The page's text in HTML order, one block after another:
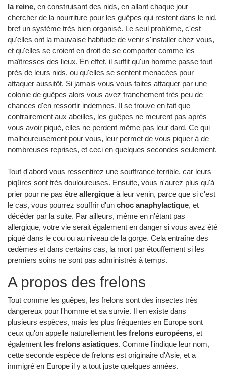
la reine, en construisant des nids, en allant chaque jour
chercher de la nourriture pour les guêpes qui restent dans le nid,
bref un système très bien organisé. Le seul problème, c'est
qu'elles ont la mauvaise habitude de venir s'installer chez vous,
et qu'elles se croient en droit de se comporter comme les
maîtresses des lieux. En effet, il suffit qu'un homme passe tout
près de leurs nids, ou qu'elles se sentent menacées pour
attaquer aussitôt. Si jamais vous vous faites attaquer par une
colonie de guêpes alors vous avez franchement très peu de
chances d'en ressortir indemnes. Il se trouve en fait que
contrairement aux abeilles, les guêpes ne meurent pas après
vous avoir piqué, elles ne perdent même pas leur dard. Ce qui
malheureusement pour vous, leur permet de vous piquer à de
nombreuses reprises, et ceci en quelques secondes seulement.
Tout d'abord vous ressentirez une souffrance terrible, car leurs
piqûres sont très douloureuses. Ensuite, vous n'aurez plus qu'à
prier pour ne pas être allergique à leur venin, parce que si c'est
le cas, vous pourrez souffrir d'un choc anaphylactique, et
décéder par la suite. Par ailleurs, même en n'étant pas
allergique, votre vie serait également en danger si vous avez été
piqué dans le cou ou au niveau de la gorge. Cela entraîne des
œdèmes et dans certains cas, la mort par étouffement si les
premiers soins ne sont pas administrés à temps.
A propos des frelons
Tout comme les guêpes, les frelons sont des insectes très
dangereux pour l'homme et sa survie. Il en existe dans
plusieurs espèces, mais les plus fréquentes en Europe sont
ceux qu'on appelle naturellement les frelons européens, et
également les frelons asiatiques. Comme l'indique leur nom,
cette seconde espèce de frelons est originaire d'Asie, et a
immigré en Europe il y a tout juste quelques années.